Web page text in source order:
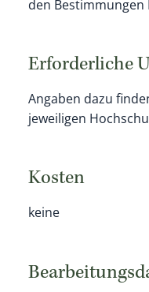
den
Erforderliche
Angaben dazu
jeweiligen
Kosten
keine